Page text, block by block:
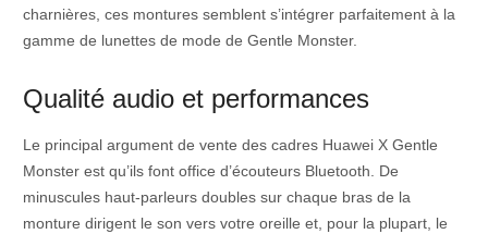
charnières, ces montures semblent s’intégrer parfaitement à la
gamme de lunettes de mode de Gentle Monster.
Qualité audio et performances
Le principal argument de vente des cadres Huawei X Gentle
Monster est qu’ils font office d’écouteurs Bluetooth. De
minuscules haut-parleurs doubles sur chaque bras de la
monture dirigent le son vers votre oreille et, pour la plupart, le